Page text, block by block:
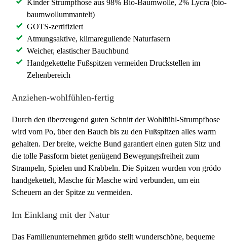
Kinder Strumpfhose aus 98% Bio-Baumwolle, 2% Lycra (bio-
baumwollummantelt)
GOTS-zertifiziert
Atmungsaktive, klimareguliende Naturfasern
Weicher, elastischer Bauchbund
Handgekettelte Fußspitzen vermeiden Druckstellen im
Zehenbereich
Anziehen-wohlfühlen-fertig
Durch den überzeugend guten Schnitt der Wohlfühl-Strumpfhose
wird vom Po, über den Bauch bis zu den Fußspitzen alles warm
gehalten. Der breite, weiche Bund garantiert einen guten Sitz und
die tolle Passform bietet genügend Bewegungsfreiheit zum
Strampeln, Spielen und Krabbeln. Die Spitzen wurden von grödo
handgekettelt, Masche für Masche wird verbunden, um ein
Scheuern an der Spitze zu vermeiden.
Im Einklang mit der Natur
Das Familienunternehmen grödo stellt wunderschöne, bequeme